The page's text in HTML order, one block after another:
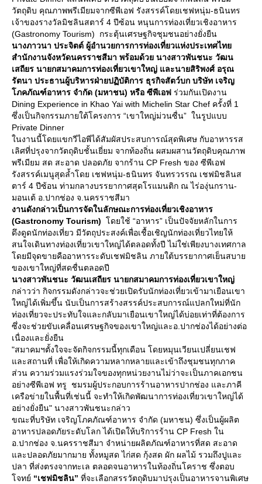
วัตถุดิบ คุณภาพพรีเมียมจากซีพีเอฟ รังสรรค์โดยเชฟหนุ่ม-ธนินทร
เจ้าของรางวัลมิชลินสตาร์ 4 ปีซ้อน หนุนการท่องเที่ยวเชิงอาหาร
(Gastronomy Tourism) กระตุ้นเศรษฐกิจชุมชนอย่างยั่งยืน
นางภาวนา ประจิตต์ ผู้อำนวยการการท่องเที่ยวแห่งประเทศไท
สำนักงานจังหวัดนครราชสีมา พร้อมด้วย นางสาวพันชนะ วัฒน
เสถียร นายกสมาคมการท่องเที่ยวเขาใหญ่ และนายสิริพงศ์ อรุณ
รัตนา ประธานผู้บริหารฝ่ายปฏิบัติการ ธุรกิจสัตว์บก บริษัท เจริญ
ภคภัณฑ์อาหาร จำกัด (มหาชน) หรือ ซีพีเอฟ ร่วมกันเปิดงาน
Dining Experience in Khao Yai with Michelin Star Chef ครั้งที่ 1
ซึ่งเป็นกิจกรรมภายใต้โครงการ “เขาใหญ่ม่วนซื่น” ในรูปแบบ
Private Dinner
นงานนี้โดยแขกวีไอพีได้สัมผัสประสบการณ์สุดพิเศษ กับอาหารรส
เลิศที่ปรุงจากวัตถุดิบชั้นเยี่ยม จากท้องถิ่น ผสมผสานวัตถุดิบคุณภาพ
พรีเมียม สด สะอาด ปลอดภัย จากร้าน CP Fresh ของ ซีพีเอฟ
รังสรรค์เมนูสุดล้ำโดย เชฟหนุ่ม-ธนินทร จันทรวรรณ เชฟมิชลินส
ตาร์ 4 ปีซ้อน ท่ามกลางบรรยากาศสุดโรแมนติก ณ ไร่องุ่นกราน-
มอนเต้ อ.ปากช่อง จ.นครราชสีมา
งานดังกล่าวเป็นการจัดในลักษณะการท่องเที่ยวเชิงอาหาร
(Gastronomy Tourism) ดยใช้ “อาหาร” เป็นปัจจัยหลักในการ
ดึงดูดนักท่องเที่ยว มีวัตถุประสงค์เพื่อเชื้อเชิญนักท่องเที่ยวไทยให้
สนใจเดินทางท่องเที่ยวเขาใหญ่ได้ตลอดทั้งปี ไม่ใช่เพียงบางเทศกาล
ดยมีจุดขายคืออาหารระดับเชฟมิชลิน ภายใต้บรรยากาศเย็นสบา
ของเขาใหญ่ที่สดชื่นตลอดปี
นางสาวพันชนะ วัฒนเสถียร นายกสมาคมการท่องเที่ยวเขาใหญ่
กล่าวว่า กิจกรรมดังกล่าวจะช่วยเปิดรับนักท่องเที่ยวเข้ามาเยือนเขา
หญ่ได้เพิ่มขึ้น นับเป็นการสร้างสรรค์ประสบการณ์แปลกใหม่ที่นัก
ท่องเที่ยวจะประทับใจและกลับมาเยือนเขาใหญ่ได้บ่อยเท่าที่ต้องการ
ซึ่งจะช่วยขับเคลื่อนเศรษฐกิจของเขาใหญ่และอ.ปากช่องได้อย่างต่อ
เนื่องและยั่งยืน
"สมาคมฯตั้งใจจะจัดกิจกรรมนี้ทุกเดือน โดยหมุนเวียนเปลี่ยนเชฟ
ละสถานที่ เพื่อให้เกิดความหลากหลายและเข้าถึงชุมชนทุกภาค
ส่วน ความร่วมแรงร่วมใจของทุกหน่วยงานไม่ว่าจะเป็นภาคเอกชน
อย่างซีพีเอฟ ทรู ชมรมผู้ประกอบการร้านอาหารปากช่อง และภาคี
เครือข่ายในพื้นที่เช่นนี้ จะทำให้เกิดพัฒนาการท่องเที่ยวเขาใหญ่ได้
อย่างยั่งยืน" นางสาวพันชนะกล่าว
ขณะที่บริษัท เจริญโภคภัณฑ์อาหาร จำกัด (มหาชน) ซึ่งเป็นผู้ผลิต
อาหารปลอดภัยระดับโลก ได้เปิดให้บริการร้าน CP Fresh ใน
อ.ปากช่อง จ.นครราชสีมา จำหน่ายผลิตภัณฑ์อาหารที่สด สะอาด
ละปลอดภัยมากมาย ทั้งหมูสด ไก่สด กุ้งสด ผัก ผลไม้ รวมถึงปูและ
ปลา ที่ส่งตรงจากทะเล ตลอดจนอาหารในท้องถิ่นโคราช ซึ่งตอบ
จทย์ “เชฟมิชลิน” ที่จะเลือกสรรวัตถุดิบมาปรุงเป็นอาหารจานพิเศษ